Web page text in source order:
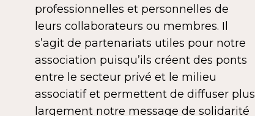
professionnelles et personnelles de
leurs collaborateurs ou membres. Il
s’agit de partenariats utiles pour notre
association puisqu’ils créent des ponts
entre le secteur privé et le milieu
associatif et permettent de diffuser plus
largement notre message de solidarité